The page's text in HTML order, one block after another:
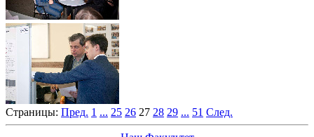
Страницы: Пред. 1 ... 25 26 27 28 29 ... 51 След.